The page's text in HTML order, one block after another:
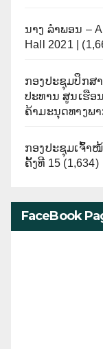
ນາງ ລຳພອນ –
Hall 2021 |
ກອງປະຊຸມປຶກສ
ປະທານ ສູນເຮືອ
ຄ້າມະນຸດທາງພ
ກອງປະຊຸມເຈົ້າໜ້
ຄັ້ງທີ 15 (1,634)
FaceBook